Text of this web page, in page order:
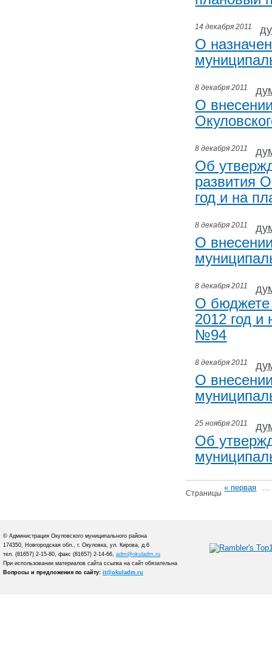
14 декабря 2011
О
8 декабря 2011
О
8 декабря 2011
Об
развития
год и на
8 декабря 2011
О
8 декабря 2011
О бюджете
2012 год и
№94
8 декабря 2011
О
25 ноября 2011
Об
Страницы
« первая ...
© Администрация Окуловского муниципального района
174350, Новгородская обл., г. Окуловка, ул. Кирова, д.6
тел. (81657) 2-15-80, факс (81657) 2-14-66, adm@okuladm.ru
При использовании материалов сайта ссылка на сайт обязательна
Вопросы и предложения по сайту: it@okuladm.ru